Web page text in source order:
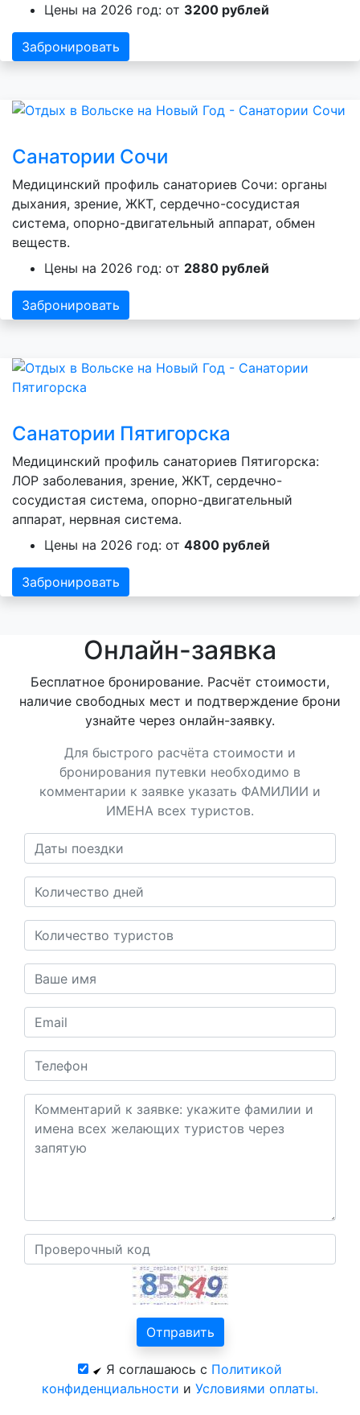
Цены на 2026 год: от 3200 рублей
Забронировать
Санатории Сочи
Медицинский профиль санаториев Сочи: органы
дыхания, зрение, ЖКТ, сердечно-сосудистая
система, опорно-двигательный аппарат, обмен
веществ.
Цены на 2026 год: от 2880 рублей
Забронировать
Санатории Пятигорска
Медицинский профиль санаториев Пятигорска:
ЛОР заболевания, зрение, ЖКТ, сердечно-
сосудистая система, опорно-двигательный
аппарат, нервная система.
Цены на 2026 год: от 4800 рублей
Забронировать
Онлайн-заявка
Бесплатное бронирование. Расчёт стоимости,
наличие свободных мест и подтверждение брони
узнайте через онлайн-заявку.
Для быстрого расчёта стоимости и
бронирования путевки необходимо в
комментарии к заявке указать ФАМИЛИИ и
ИМЕНА всех туристов.
Я соглашаюсь с Политикой
конфиденциальности и Условиями оплаты.